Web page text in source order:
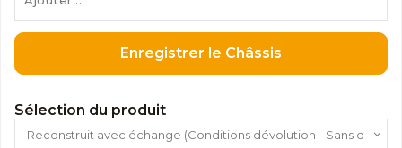
Enregistrer le Châssis
Sélection du produit